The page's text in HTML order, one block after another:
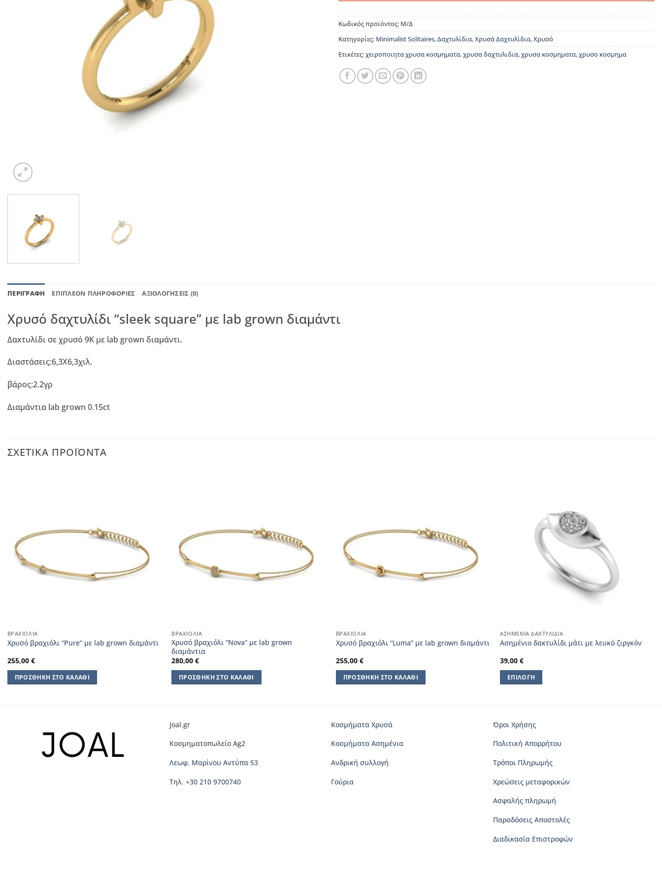
Κωδικός προϊόντος: Μ/Δ
Κατηγορίες: Minimalist Solitaires,Δαχτυλίδια,Χρυσά Δαχτυλίδια,Χρυσό
Ετικέτες:χειροποιητα χρυσα κοσμηματα,χρυσα δαχτυλιδια,χρυσα κοσμηματα,χρυσο κοσμημα
ΠΕΡΙΓΡΑΦΉ ΕΠΙΠΛΈΟΝ ΠΛΗΡΟΦΟΡΊΕΣ ΑΞΙΟΛΟΓΉΣΕΙΣ (0)
Χρυσό δαχτυλίδι “sleek square” με lab grown διαμάντι
Δαxτυλίδι σε χρυσό 9Κ με lab grown διαμάντι.
Διαστάσεις:6,3Χ6,3χιλ.
βάρος:2.2γρ
Διαμάντια lab grown 0.15ct
ΣΧΕΤΙΚΆ ΠΡΟΪΌΝΤΑ
ΒΡΑΧΙΌΛΙΑ
Χρυσό βραχιόλι “Pure” με lab grown διαμάντι
255,00 €
ΠΡΟΣΘΉΚΗ ΣΤΟ ΚΑΛΆΘΙ
ΒΡΑΧΙΌΛΙΑ
Χρυσό βραχιόλι “Nova” με lab grown
διαμάντια
280,00€
ΠΡΟΣΘΉΚΗ ΣΤΟ ΚΑΛΆΘΙ
ΒΡΑΧΙΌΛΙΑ
Χρυσό βραχιόλι “Luma” με lab grown διαμάντι
255,00 €
ΠΡΟΣΘΉΚΗ ΣΤΟ ΚΑΛΆΘΙ
ΑΣΗΜΈΝΙΑ ΔΑΧΤΥΛΊΔΙΑ
Ασημένιο δακτυλίδι μάτι με λευκό ζιργκόν
39,00€
ΕΠΙΛΟΓΉ
έχει
παραλλαγές.
Οι
μπορούν
επιλεγούν
σελίδα
του
Joal.gr
Κοσμηματοπωλείο Ag2
Λεωφ. Μαρίνου Αντύπα 53
Τηλ. +30 210 9700740
Κοσμήματα Χρυσά
Κοσμήματα Ασημένια
Ανδρική συλλογή
Γούρια
Όροι Χρήσης
Πολιτική Απορρήτου
Τρόποι Πληρωμής
Χρεώσεις μεταφορικών
Ασφαλής πληρωμή
Παραδόσεις Αποστολές
Διαδικασία Επιστροφών